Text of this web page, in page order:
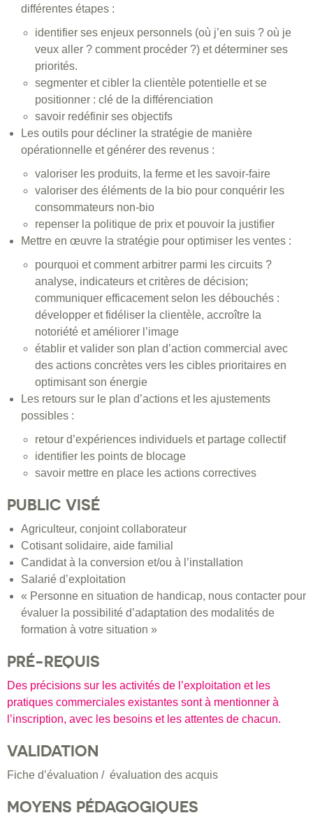
différentes étapes :
identifier ses enjeux personnels (où j’en suis ? où je
veux aller ? comment procéder ?) et déterminer ses
priorités.
segmenter et cibler la clientèle potentielle et se
positionner : clé de la différenciation
savoir redéfinir ses objectifs
Les outils pour décliner la stratégie de manière
opérationnelle et générer des revenus :
valoriser les produits, la ferme et les savoir-faire
valoriser des éléments de la bio pour conquérir les
consommateurs non-bio
repenser la politique de prix et pouvoir la justifier
Mettre en œuvre la stratégie pour optimiser les ventes :
pourquoi et comment arbitrer parmi les circuits ?
analyse, indicateurs et critères de décision;
communiquer efficacement selon les débouchés :
développer et fidéliser la clientèle, accroître la
notoriété et améliorer l’image
établir et valider son plan d’action commercial avec
des actions concrètes vers les cibles prioritaires en
optimisant son énergie
Les retours sur le plan d’actions et les ajustements
possibles :
retour d’expériences individuels et partage collectif
identifier les points de blocage
savoir mettre en place les actions correctives
PUBLIC VISÉ
Agriculteur, conjoint collaborateur
Cotisant solidaire, aide familial
Candidat à la conversion et/ou à l’installation
Salarié d’exploitation
« Personne en situation de handicap, nous contacter pour
évaluer la possibilité d’adaptation des modalités de
formation à votre situation »
PRÉ-REQUIS
Des précisions sur les activités de l’exploitation et les
pratiques commerciales existantes sont à mentionner à
l’inscription, avec les besoins et les attentes de chacun.
VALIDATION
Fiche d’évaluation / évaluation des acquis
MOYENS PÉDAGOGIQUES